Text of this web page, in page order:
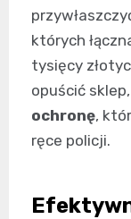
których
tysięcy
opuścić
ochronę,
ręce policji.